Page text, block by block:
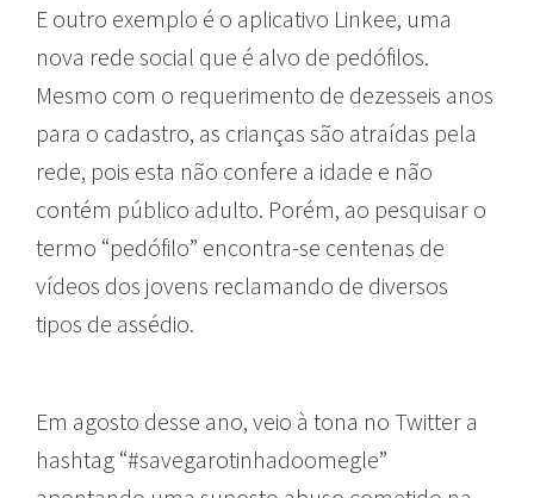
E outro exemplo é o aplicativo Linkee, uma
nova rede social que é alvo de pedófilos.
Mesmo com o requerimento de dezesseis anos
para o cadastro, as crianças são atraídas pela
rede, pois esta não confere a idade e não
contém público adulto. Porém, ao pesquisar o
termo “pedófilo” encontra-se centenas de
vídeos dos jovens reclamando de diversos
tipos de assédio.
Em agosto desse ano, veio à tona no Twitter a
hashtag “#savegarotinhadoomegle”